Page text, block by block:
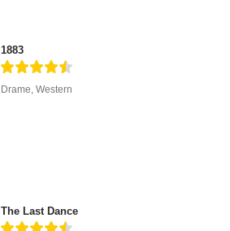
1883
Drame,Western
The Last Dance